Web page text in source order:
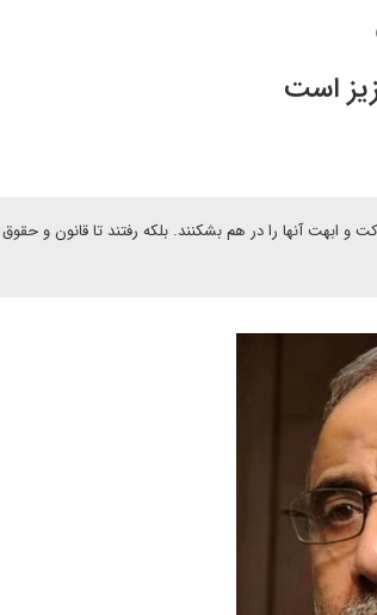
است
ابهت آنها را در هم بشکنند. بلکه رفتند تا قانون و حقوق